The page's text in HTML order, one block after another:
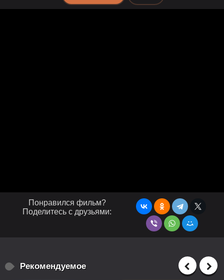
Понравился фильм?
Поделитесь с друзьями:
Рекомендуемое